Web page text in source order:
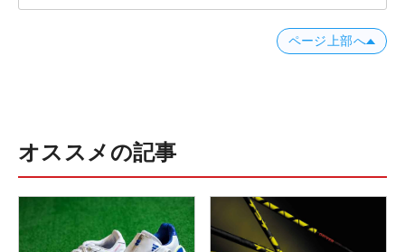
ページ上部へ
オススメの記事